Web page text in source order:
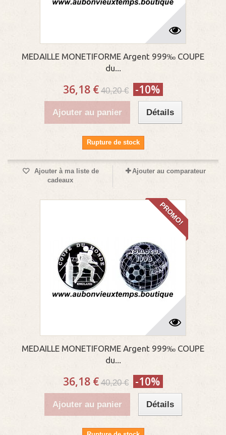
MEDAILLE MONETIFORME Argent 999‰ COUPE
du...
36,18 € 40,20 € -10%
Ajouter au panier Détails
Rupture de stock
Ajouter à ma liste de
cadeaux
Ajouter au comparateur
PROMO!
MEDAILLE MONETIFORME Argent 999‰ COUPE
du...
36,18 € 40,20 € -10%
Ajouter au panier Détails